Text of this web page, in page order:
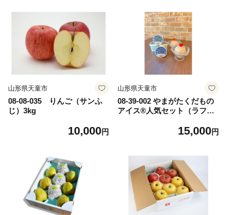
山形県天童市
08-08-035 りんご（サンふ
じ）3kg
10,000円
山形県天童市
08-39-002 やまがたくだもの
アイス®人気セット（ラフラ
15,000円